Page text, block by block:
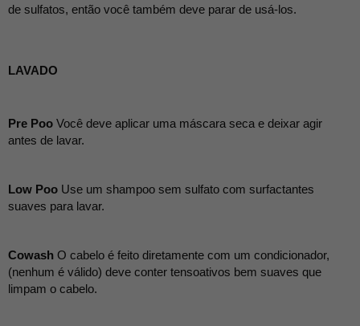
de sulfatos, então você também deve parar de usá-los.
LAVADO
Pre Poo Você deve aplicar uma máscara seca e deixar agir
antes de lavar.
Low Poo Use um shampoo sem sulfato com surfactantes
suaves para lavar.
Cowash O cabelo é feito diretamente com um condicionador,
(nenhum é válido) deve conter tensoativos bem suaves que
limpam o cabelo.